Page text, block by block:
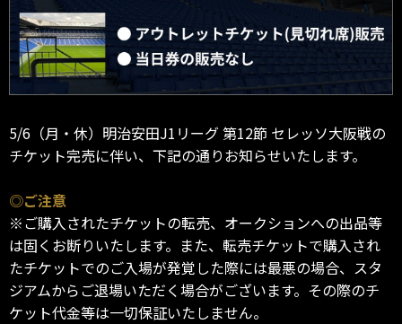
5/6（月・休）明治安田J1リーグ 第12節 セレッソ大阪戦の
チケット完売に伴い、下記の通りお知らせいたします。
◎ご注意
※ご購入されたチケットの転売、オークションへの出品等
は固くお断りいたします。また、転売チケットで購入され
たチケットでのご入場が発覚した際には最悪の場合、スタ
ジアムからご退場いただく場合がございます。その際のチ
ケット代金等は一切保証いたしません。